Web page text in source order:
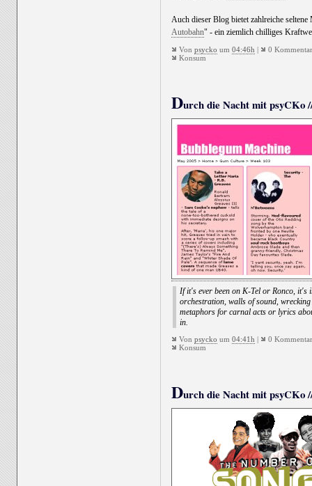
Auch dieser Blog bietet zahlreiche
Autobahn" - ein ziemlich chilliges
Von psycko um 04:46h |
0
Konsum
Durch die Nacht mit psyCKo
If it's ever been on K-Tel or Ronco, it's
orchestration, walls of sound,
metaphors for carnal acts or lyrics
in.
Von psycko um 04:41h |
0
Konsum
Durch die Nacht mit psyCKo